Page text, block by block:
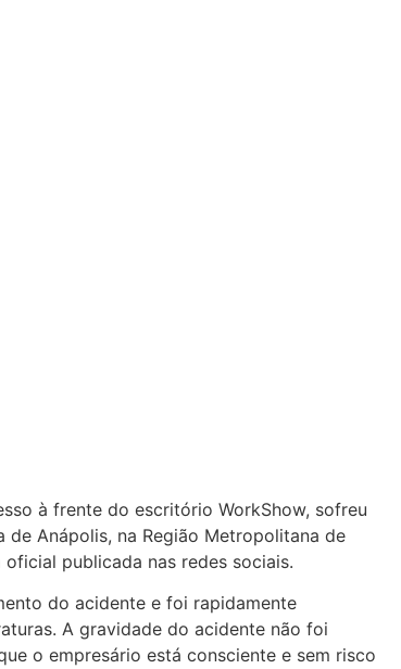
à frente do escritório WorkShow, sofreu
Anápolis, na Região Metropolitana de
publicada nas redes sociais.
do acidente e foi rapidamente
A gravidade do acidente não foi
o empresário está consciente e sem risco